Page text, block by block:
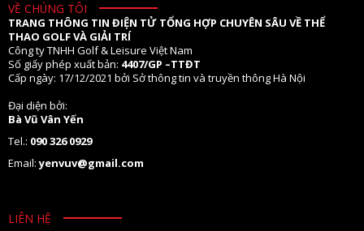
VỀ CHÚNG TÔI
TRANG THÔNG TIN ĐIỆN TỬ TỔNG HỢP CHUYÊN SÂU VỀ THỂ
THAO GOLF VÀ GIẢI TRÍ
Công ty TNHH Golf & Leisure Việt Nam
Số giấy phép xuất bản: 4407/GP –TTĐT
Cấp ngày: 17/12/2021 bởi Sở thông tin và truyền thông Hà Nội
Đại diện bởi:
Bà Vũ Vân Yến
Tel.: 090 326 0929
Email:yenvuv@gmail.com
LIÊN HỆ